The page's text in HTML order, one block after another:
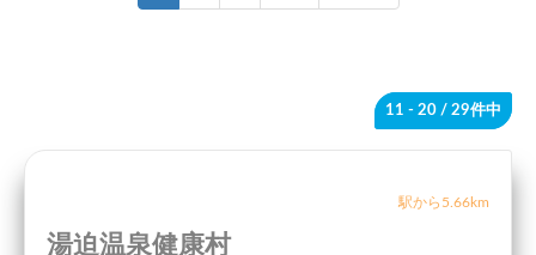
11 - 20 / 29件中
駅から5.66km
湯迫温泉健康村